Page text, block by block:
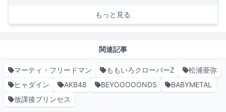
もっと見る
関連記事
マーティ・フリードマン ももいろクローバーZ
松浦亜弥
ヒャダイン
AKB48 BEYOOOOONDS
BABYMETAL
放課後プリンセス